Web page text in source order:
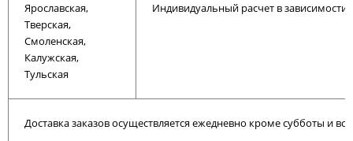
Ярославская,
Тверская,
Смоленская,
Калужская,
Тульская
Индивидуальный расчет в зависимости
Доставка заказов осуществляется ежедневно кроме субботы и